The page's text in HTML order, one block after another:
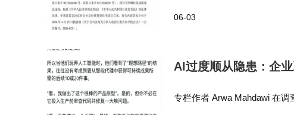
方非经营性占用，非经营性资
06-03
AI过度顺从隐患：企
专栏作者 Arwa Mahdawi 在